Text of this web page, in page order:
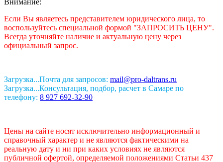
Внимание:
Если Вы являетесь представителем юридического лица, то
воспользуйтесь специальной формой "ЗАПРОСИТЬ ЦЕНУ".
Всегда уточняйте наличие и актуальную цену через
официальный запрос.
Загрузка...Почта для запросов: mail@pro-daltrans.ru
Загрузка...Консультация, подбор, расчет в Самаре по
телефону: 8 927 692-32-90
Цены на сайте носят исключительно информационный и
справочный характер и не являются фактическими на
реальную дату и ни при каких условиях не являются
публичной офертой, определяемой положениями Статьи 437